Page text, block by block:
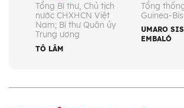
Tổng Bí thư, Chủ tịch
nước CHXHCN Việt
Nam; Bí thư Quân ủy
Trung ương
TÔ LÂM
Tổng
Guinea-
UMARO
EMBALÓ